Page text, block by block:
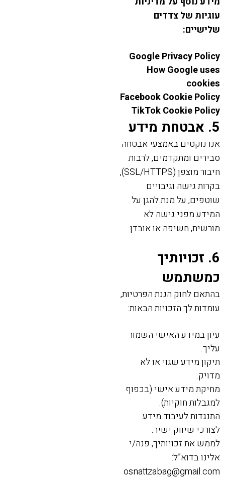
עוגיות של צדדים
שלישיים:
Google Privacy Policy
How Google uses
cookies
Facebook Cookie Policy
TikTok Cookie Policy
5. אבטחת מידע
אנו נוקטים באמצעי אבטחה
סבירים ומתקדמים, לרבות
חיבור מוצפן (SSL/HTTPS),
בקרות גישה וגיבויים
שוטפים, על מנת להגן על
המידע מפני גישה לא
מורשית, חשיפה או אובדן.
6. זכויותיך
כמשתמש
בהתאם לחוק הגנת הפרטיות,
עומדות לך הזכויות הבאות:
עיון במידע האישי השמור
עליך.
תיקון מידע שגוי או לא
מדויק.
מחיקת מידע אישי (בכפוף
למגבלות חוקיות).
התנגדות לעיבוד מידע
לצורכי שיווק ישיר.
לממש את זכויותיך, פנה/י
אלינו בדוא”ל:
osnattzabag@gmail.com